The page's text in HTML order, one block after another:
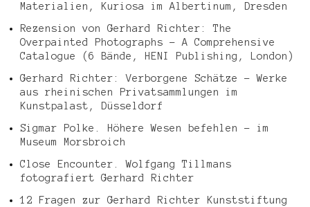
Materialien, Kuriosa im Albertinum, Dresden
Rezension von Gerhard Richter: The
Overpainted Photographs – A Comprehensive
Catalogue (6 Bände, HENI Publishing, London)
Gerhard Richter: Verborgene Schätze – Werke
aus rheinischen Privatsammlungen im
Kunstpalast, Düsseldorf
Sigmar Polke. Höhere Wesen befehlen – im
Museum Morsbroich
Close Encounter. Wolfgang Tillmans
fotografiert Gerhard Richter
12 Fragen zur Gerhard Richter Kunststiftung